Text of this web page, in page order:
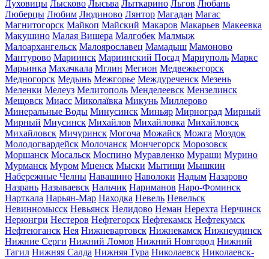
Луховицы Лысково Лысьва Лыткарино Льгов Любань
Люберцы Любим Людиново Лянтор Магадан Магас
Магнитогорск Майкоп Майский Макаров Макарьев Макеевка
Макушино Малая Вишера Малгобек Малмыж
Малоархангельск Малоярославец Мамадыш Мамоново
Мантурово Мариинск Мариинский Посад Мариуполь Маркс
Марьинка Махачкала Мглин Мегион Медвежьегорск
Медногорск Медынь Межгорье Междуреченск Мезень
Меленки Мелеуз Мелитополь Менделеевск Мензелинск
Мещовск Миасс Миколаївка Микунь Миллерово
Минеральные Воды Минусинск Миньяр Мирноград Мирный
Мирный Миусинск Михайлов Михайловка Михайловск
Михайловск Мичуринск Могоча Можайск Можга Моздок
Молодогвардейск Молочанск Мончегорск Морозовск
Моршанск Мосальск Моспино Муравленко Мураши Мурино
Мурманск Муром Мценск Мыски Мытищи Мышкин
Набережные Челны Навашино Наволоки Надым Назарово
Назрань Называевск Нальчик Нариманов Наро-Фоминск
Нарткала Нарьян-Мар Находка Невель Невельск
Невинномысск Невьянск Нелидово Неман Нерехта Нерчинск
Нерюнгри Нестеров Нефтегорск Нефтекамск Нефтекумск
Нефтеюганск Нея Нижневартовск Нижнекамск Нижнеудинск
Нижние Серги Нижний Ломов Нижний Новгород Нижний
Тагил Нижняя Салда Нижняя Тура Николаевск Николаевск-